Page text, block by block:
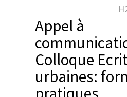
Appel à
Colloque
urbaines: